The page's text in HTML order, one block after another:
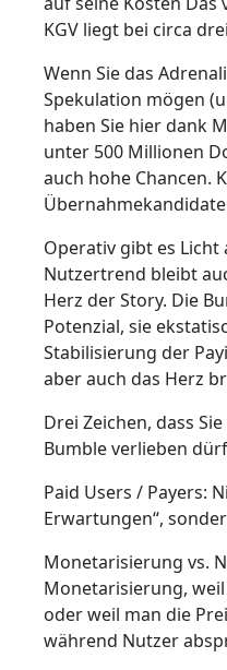
KGV liegt bei circa
Wenn Sie das
Spekulation mögen
haben Sie hier dank
unter 500 Millionen
auch hohe Chancen.
Operativ gibt es
Nutzertrend bleibt
Herz der Story. Die
Potenzial, sie
Stabilisierung der
aber auch das Herz
Drei Zeichen, dass
Bumble verlieben
Paid Users / Payers:
Erwartungen“,
Monetarisierung vs.
Monetarisierung,
oder weil man die
während Nutzer